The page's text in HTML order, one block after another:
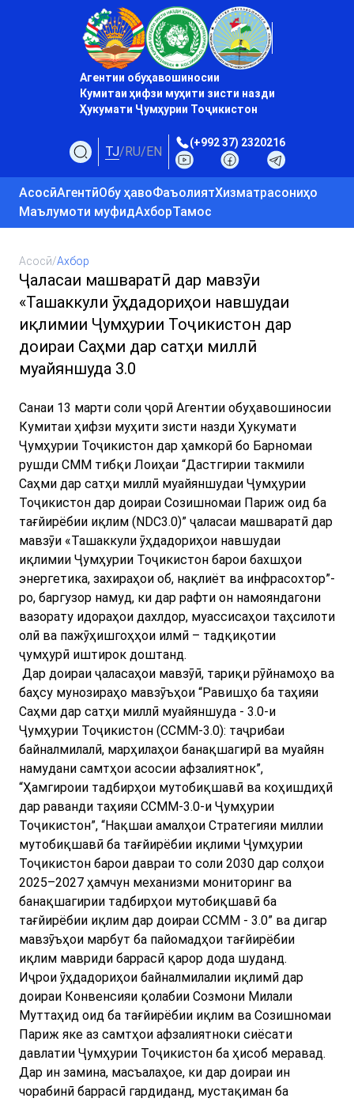
Агентии обуҳавошиносии
Кумитаи ҳифзи муҳити зисти назди
Ҳукумати Ҷумҳурии Тоҷикистон
TJ/RU/EN
(+992 37) 2320216
АсосӣАгентӣОбу ҳавоФаъолиятХизматрасониҳо
Маълумоти муфидАхборТамос
Асосӣ/Ахбор
Ҷаласаи машваратӣ дар мавзӯи
«Ташаккули ӯҳдадориҳои навшудаи
иқлимии Ҷумҳурии Тоҷикистон дар
доираи Саҳми дар сатҳи миллӣ
муайяншуда 3.0
Санаи 13 марти соли ҷорӣ Агентии обуҳавошиносии
Кумитаи ҳифзи муҳити зисти назди Ҳукумати
Ҷумҳурии Тоҷикистон дар ҳамкорӣ бо Барномаи
рушди СММ тибқи Лоиҳаи “Дастгирии такмили
Саҳми дар сатҳи миллӣ муайяншудаи Ҷумҳурии
Тоҷикистон дар доираи Созишномаи Париж оид ба
тағйирёбии иқлим (NDC3.0)” ҷаласаи машваратӣ дар
мавзӯи «Ташаккули ӯҳдадориҳои навшудаи
иқлимии Ҷумҳурии Тоҷикистон барои бахшҳои
энергетика, захираҳои об, нақлиёт ва инфрасохтор”-
ро, баргузор намуд, ки дар рафти он намояндагони
вазорату идораҳои дахлдор, муассисаҳои таҳсилоти
олӣ ва пажӯҳишгоҳҳои илмӣ – тадқиқотии
ҷумҳурӣ иштирок доштанд.
Дар доираи ҷаласаҳои мавзӯӣ, тариқи рӯйнамоҳо ва
баҳсу мунозираҳо мавзӯъҳои “Равишҳо ба таҳияи
Саҳми дар сатҳи миллӣ муайяншуда - 3.0-и
Ҷумҳурии Тоҷикистон (ССММ-3.0): таҷрибаи
байналмилалӣ, марҳилаҳои банақшагирӣ ва муайян
намудани самтҳои асосии афзалиятнок”,
“Ҳамгироии тадбирҳои мутобиқшавӣ ва коҳишдиҳӣ
дар раванди таҳияи ССММ-3.0-и Ҷумҳурии
Тоҷикистон”, “Нақшаи амалҳои Стратегияи миллии
мутобиқшавӣ ба тағйирёбии иқлими Ҷумҳурии
Тоҷикистон барои давраи то соли 2030 дар солҳои
2025–2027 ҳамчун механизми мониторинг ва
банақшагирии тадбирҳои мутобиқшавӣ ба
тағйирёбии иқлим дар доираи ССММ - 3.0” ва дигар
мавзӯъҳои марбут ба пайомадҳои тағйирёбии
иқлим мавриди баррасӣ қарор дода шуданд.
Иҷрои ӯҳдадориҳои байналмилалии иқлимӣ дар
доираи Конвенсияи қолабии Созмони Милали
Муттаҳид оид ба тағйирёбии иқлим ва Созишномаи
Париж яке аз самтҳои афзалиятноки сиёсати
давлатии Ҷумҳурии Тоҷикистон ба ҳисоб меравад.
Дар ин замина, масъалаҳое, ки дар доираи ин
чорабинӣ баррасӣ гардиданд, мустақиман ба